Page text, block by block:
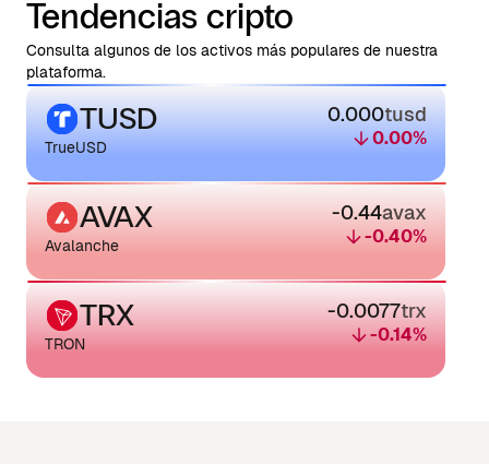
Tendencias cripto
Consulta algunos de los activos más populares de nuestra
plataforma.
TUSD
TrueUSD
0.000tusd
0.00%
AVAX
Avalanche
-0.44avax
-0.40%
TRX
TRON
-0.0077trx
-0.14%